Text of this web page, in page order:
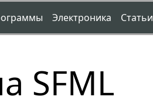
Электроника Статьи
SFML